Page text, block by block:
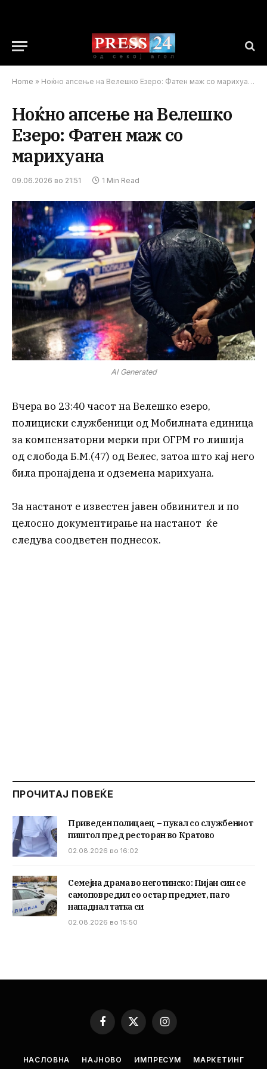
Home » Ноќно апсење на Велешко Езеро: Фатен маж со марихуана
Ноќно апсење на Велешко
Езеро: Фатен маж со
марихуана
09.06.2026 во 21:51 1 Min Read
AI Generated
Вчера во 23:40 часот на Велешко езеро,
полициски службеници од Мобилната единица
за компензаторни мерки при ОГРМ го лишија
од слобода Б.М.(47) од Велес, затоа што кај него
била пронајдена и одземена марихуана.
За настанот е известен јавен обвинител и по
целосно документирање на настанот ќе
следува соодветен поднесок.
ПРОЧИТАЈ ПОВЕЌЕ
Приведен полицаец – пукал со службениот
пиштол пред ресторан во Кратово
02.08.2026 во 16:02
Семејна драма во неготинско: Пијан син се
самоповредил со остар предмет, па го
нападнал татка си
02.08.2026 во 15:50
Facebook
X
Instagram
НАСЛОВНА НАЈНОВО ИМПРЕСУМ МАРКЕТИНГ